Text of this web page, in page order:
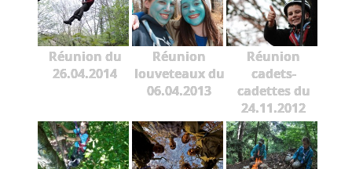
Réunion du
26.04.2014
Réunion
louveteaux du
06.04.2013
Réunion
cadets-
cadettes du
24.11.2012